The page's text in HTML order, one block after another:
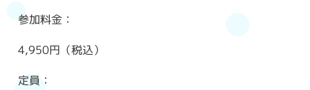
参加料金：
4,950円（税込）
定員：